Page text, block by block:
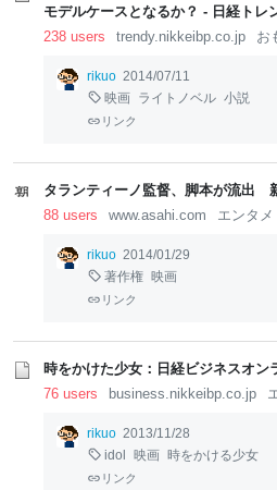
モデルケースとなるか？ - 日経トレ
238 users
trendy.nikkeibp.co.jp お
rikuo 2014/07/11
映画 ライトノベル 小説
リンク
タランティーノ監督、脚本が流出
88 users
www.asahi.com エンタメ
rikuo 2014/01/29
著作権 映画
リンク
時をかけた少女：日経ビジネスオン
76 users
business.nikkeibp.co.jp
rikuo 2013/11/28
idol
映画 時をかける少女
リンク